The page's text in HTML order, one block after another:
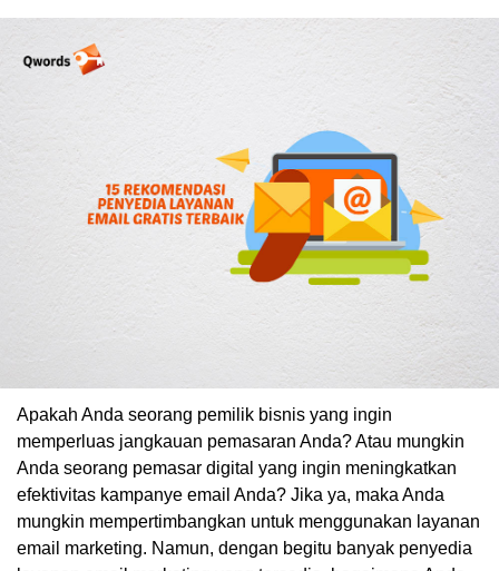
Apakah Anda seorang pemilik bisnis yang ingin
memperluas jangkauan pemasaran Anda? Atau mungkin
Anda seorang pemasar digital yang ingin meningkatkan
efektivitas kampanye email Anda? Jika ya, maka Anda
mungkin mempertimbangkan untuk menggunakan layanan
email marketing. Namun, dengan begitu banyak penyedia